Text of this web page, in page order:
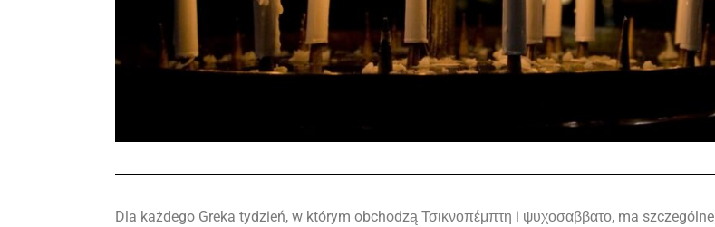
Dla każdego Greka tydzień, w którym obchodzą Τσικνοπέμπτη i ψυχοσαββατο, ma szczególne